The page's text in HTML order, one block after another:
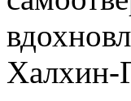
Халхин-